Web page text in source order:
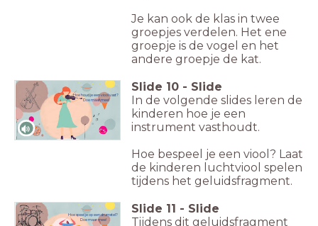
Je kan ook de klas in twee
groepjes verdelen. Het ene
groepje is de vogel en het
andere groepje de kat.
Hoe houd je een viool vast?
Doe maar mee!
Slide 10 - Slide
In de volgende slides leren de
kinderen hoe je een
instrument vasthoudt.
Hoe bespeel je een viool? Laat
de kinderen luchtviool spelen
tijdens het geluidsfragment.
Hoe speel je op een drumstel?
Doe maar mee!
Slide 11 - Slide
Tijdens dit geluidsfragment